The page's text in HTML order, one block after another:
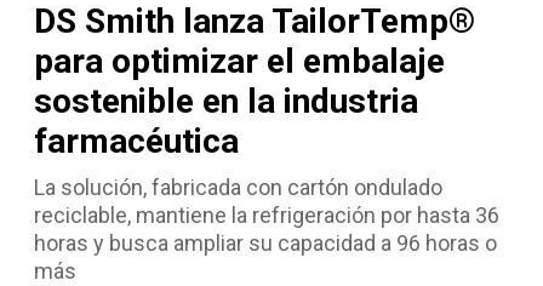
DS Smith lanza TailorTemp®
para optimizar el embalaje
sostenible en la industria
farmacéutica
La solución, fabricada con cartón ondulado
reciclable, mantiene la refrigeración por hasta 36
horas y busca ampliar su capacidad a 96 horas o
más